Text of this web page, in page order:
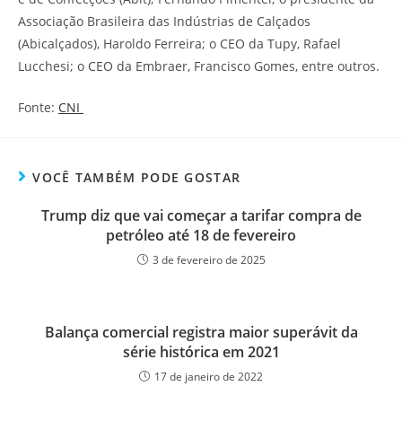
Associação Brasileira das Indústrias de Calçados
(Abicalçados), Haroldo Ferreira; o CEO da Tupy, Rafael
Lucchesi; o CEO da Embraer, Francisco Gomes, entre outros.
Fonte: CNI
VOCÊ TAMBÉM PODE GOSTAR
Trump diz que vai começar a tarifar compra de
petróleo até 18 de fevereiro
3 de fevereiro de 2025
Balança comercial registra maior superávit da
série histórica em 2021
17 de janeiro de 2022